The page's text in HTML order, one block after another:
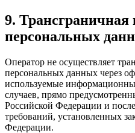
9. Трансграничная
персональных
Оператор не осуществляет
персональных данных через
используемые
случаев, прямо
Российской Федерации и
требований, установленных
Федерации.